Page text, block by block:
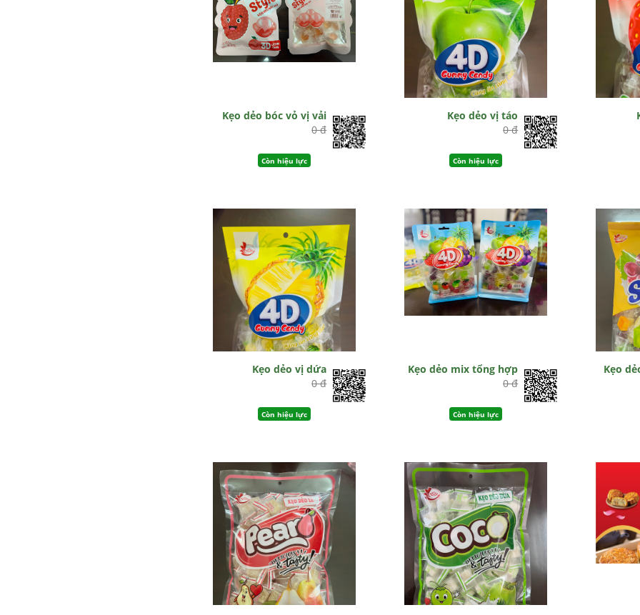
Kẹo dẻo bóc vỏ vị vải
0 đ
Còn hiệu lực
Kẹo dẻo vị táo
0 đ
Còn hiệu lực
Kẹo dẻo vị dứa
0 đ
Còn hiệu lực
Kẹo dẻo mix tổng hợp
0 đ
Còn hiệu lực
Kẹo